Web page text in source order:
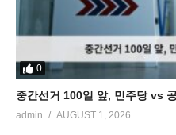
0
중간선거 100일 앞, 민주당 vs
admin AUGUST 1, 2026